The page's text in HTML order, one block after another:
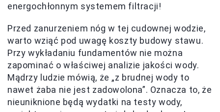
energochłonnym systemem filtracji!
Przed zanurzeniem nóg w tej cudownej wodzie,
warto wziąć pod uwagę koszty budowy stawu.
Przy wykładaniu fundamentów nie można
zapominać o właściwej analizie jakości wody.
Mądrzy ludzie mówią, że „z brudnej wody to
nawet żaba nie jest zadowolona”. Oznacza to, że
nieuniknione będą wydatki na testy wody,